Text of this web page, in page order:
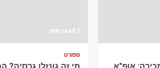
1 min read
ספורט